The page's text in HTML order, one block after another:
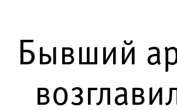
Бывший